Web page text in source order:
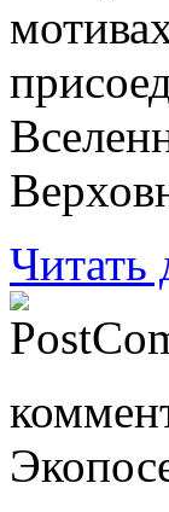
Читать